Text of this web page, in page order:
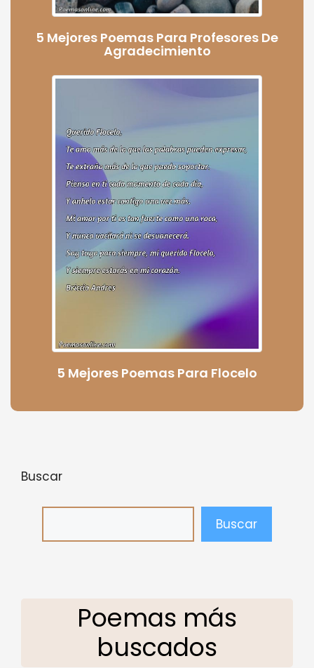
5 Mejores Poemas Para Profesores De
Agradecimiento
5 Mejores Poemas Para Flocelo
Buscar
Buscar
Poemas más
buscados